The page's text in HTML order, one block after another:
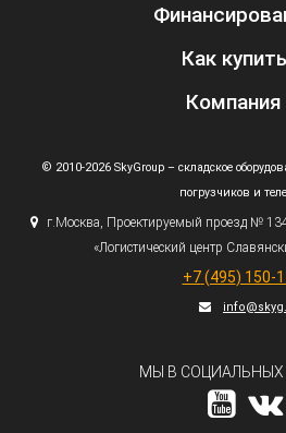
Как купить
Компания
© 2010-2026 SkyGroup – складское
погрузчиков и
г. Москва, Проектируемый проезд №
«Логистический центр
+7 (495) 150-
МЫ В СОЦИАЛЬНЫХ